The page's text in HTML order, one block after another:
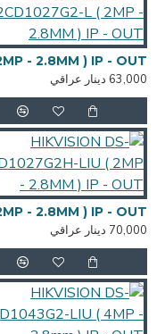
63,000 دينار عراقي
70,000 دينار عراقي